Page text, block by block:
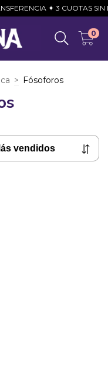
✦ 3 CUOTAS SIN
0
> Fósoforos